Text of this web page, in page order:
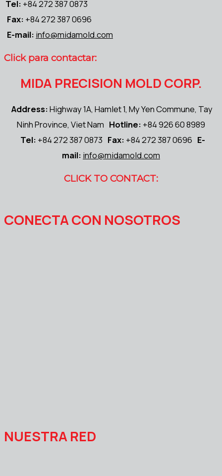
Tel: +84 272 387 0873
Fax: +84 272 387 0696
E-mail: info@midamold.com
Click para contactar:
MIDA PRECISION MOLD CORP.
Address:Highway 1A, Hamlet 1, My Yen Commune, Tay
Ninh Province, Viet Nam Hotline: +84 926 60 8989
Tel: +84 272 387 0873 Fax: +84 272 387 0696 E-
mail: info@midamold.com
CLICK TO CONTACT:
CONECTA CON NOSOTROS
NUESTRA RED